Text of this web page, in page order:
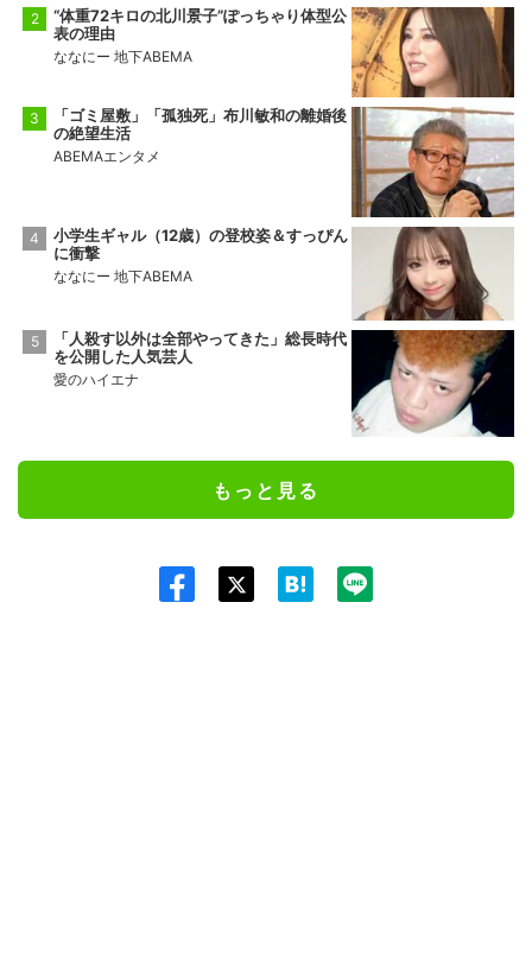
“体重72キロの北川景子”ぽっちゃり体型公
表の理由
ななにー 地下ABEMA
「ゴミ屋敷」「孤独死」布川敏和の離婚後
の絶望生活
ABEMAエンタメ
小学生ギャル（12歳）の登校姿＆すっぴん
に衝撃
ななにー 地下ABEMA
「人殺す以外は全部やってきた」総長時代
を公開した人気芸人
愛のハイエナ
もっと見る